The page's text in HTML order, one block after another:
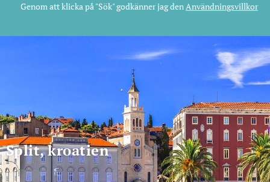
Split, kroatien
Genom att klicka på "Sök" godkänner jag denAnvändningsvillkor